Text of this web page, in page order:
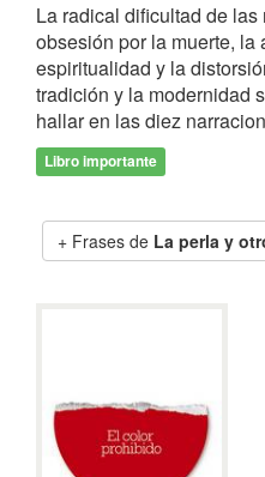
La radical dificultad de
obsesión por la muerte,
espiritualidad y la
tradición y la modernidad
hallar en las diez
Libro importante
Frases de La perla y